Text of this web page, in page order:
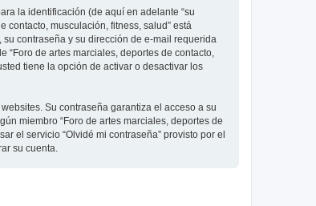
la identificación (de aquí en adelante “su
contacto, musculación, fitness, salud” está
contraseña y su dirección de e-mail requerida
“Foro de artes marciales, deportes de contacto,
tiene la opción de activar o desactivar los
Su contraseña garantiza el acceso a su
miembro “Foro de artes marciales, deportes de
el servicio “Olvidé mi contraseña” provisto por el
su cuenta.